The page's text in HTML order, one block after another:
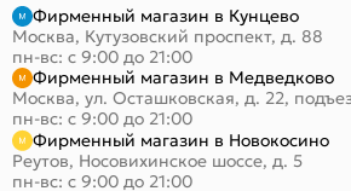
Фирменный магазин в Кунцево
Москва, Кутузовский проспект, д. 88
пн-вс: с 9:00 до 21:00
Фирменный магазин в Медведково
Москва, ул. Осташковская, д. 22,
пн-вс: с 9:00 до 21:00
Фирменный магазин в Новокосино
Реутов, Носовихинское шоссе, д. 5
пн-вс: с 9:00 до 21:00